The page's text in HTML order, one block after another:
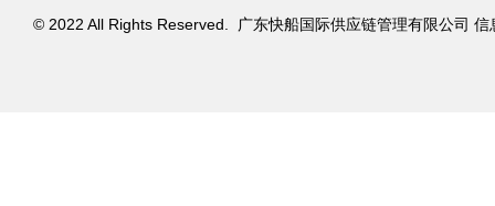
© 2022 All Rights Reserved. 广东快船国际供应链管理有限公司 信